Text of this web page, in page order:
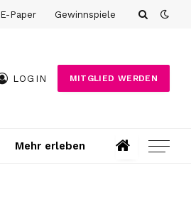
E-Paper Gewinnspiele
LOGIN MITGLIED WERDEN
Mehr erleben